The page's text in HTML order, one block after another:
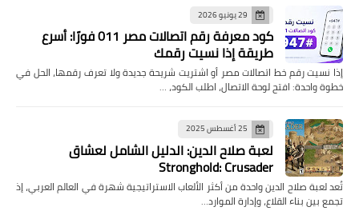
29 يونيو 2026
كود معرفة رقم اتصالات مصر 011 فورًا: أسرع
طريقة إذا نسيت رقمك
إذا نسيت رقم خط اتصالات مصر أو اشتريت شريحة جديدة ولا تعرف رقمها، الحل في
خطوة واحدة: افتح لوحة الاتصال، اطلب الكود، …
25 أغسطس 2025
لعبة صلاح الدين: الدليل الشامل لعشاق
Stronghold: Crusader
تُعد لعبة صلاح الدين واحدة من أكثر الألعاب الاستراتيجية شهرة في العالم العربي، إذ
تجمع بين بناء القلاع، وإدارة الموارد…